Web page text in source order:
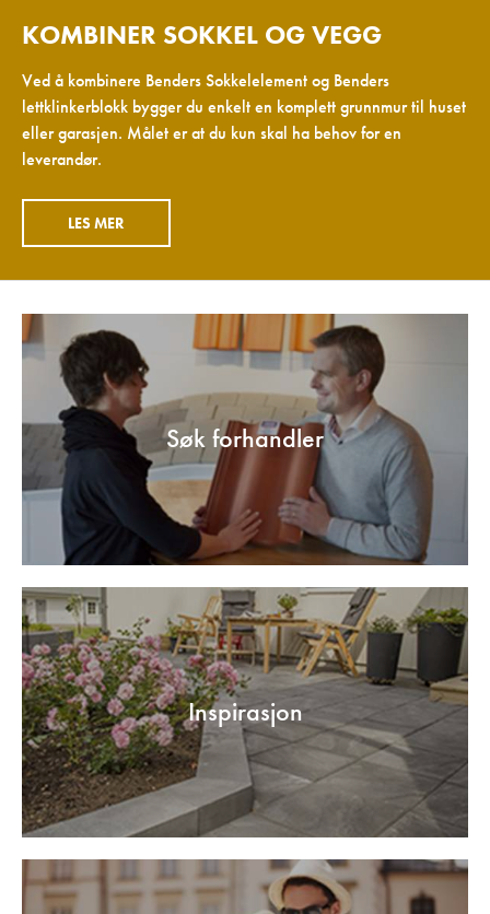
KOMBINER SOKKEL OG VEGG
Ved å kombinere Benders Sokkelelement og Benders
lettklinkerblokk bygger du enkelt en komplett grunnmur til huset
eller garasjen. Målet er at du kun skal ha behov for en
leverandør.
LES MER
Søk forhandler
Inspirasjon